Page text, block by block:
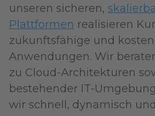
unseren sicheren,
Plattformen realisieren
zukunftsfähige und
Anwendungen. Wir
zu Cloud-Architekturen
bestehender IT-
wir schnell, dynamisch